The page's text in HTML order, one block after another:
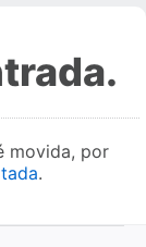
movida, por
.